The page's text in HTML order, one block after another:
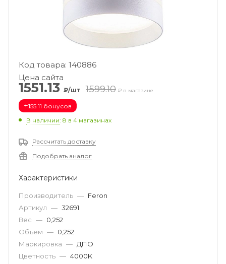
Код товара: 140886
Цена сайта
1551.13 ₽/шт 1599.10 ₽ в магазине
+155.11 бонусов
В наличии: 8 в 4 магазинах
Рассчитать доставку
Подобрать аналог
Характеристики
Производитель — Feron
Артикул — 32691
Вес — 0,252
Объем — 0,252
Маркировка — ДПО
Цветность — 4000K